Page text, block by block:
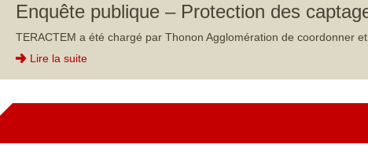
Enquête publique – Protection des
TERACTEM a été chargé par Thonon Agglomération de coordonner
Lire la suite